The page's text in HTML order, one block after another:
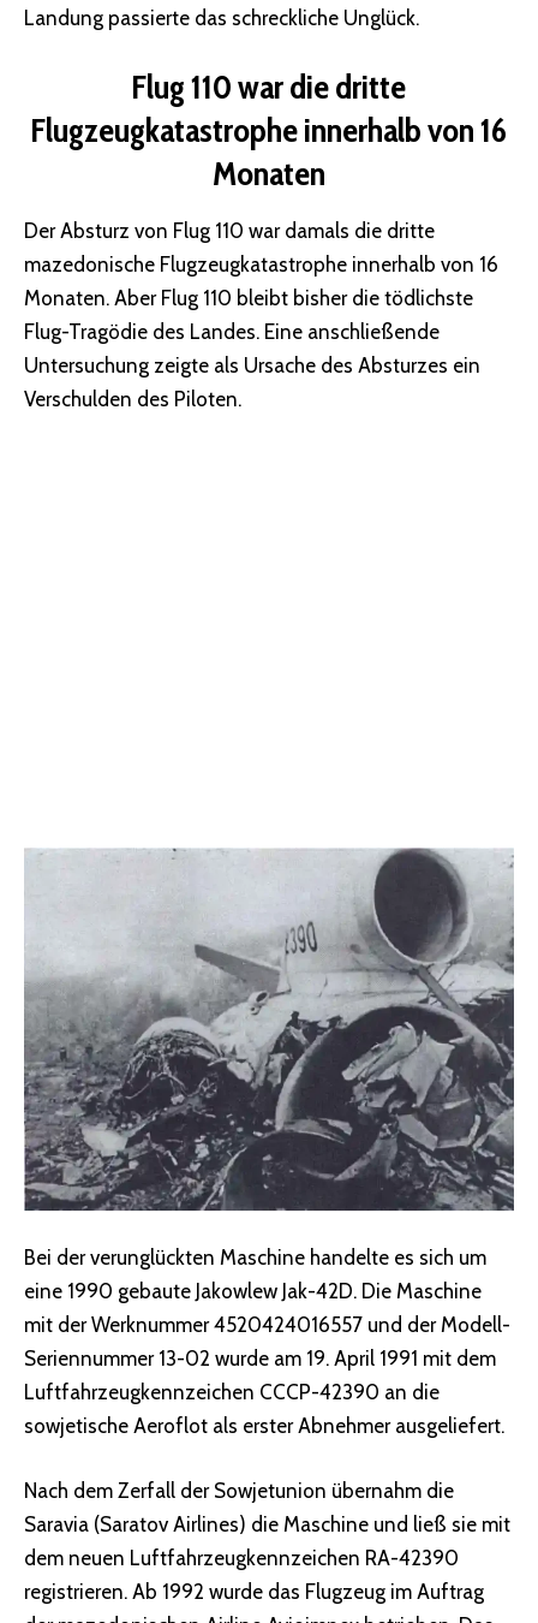
Landung passierte das schreckliche Unglück.
Flug 110 war die dritte
Flugzeugkatastrophe innerhalb von 16
Monaten
Der Absturz von Flug 110 war damals die dritte
mazedonische Flugzeugkatastrophe innerhalb von 16
Monaten. Aber Flug 110 bleibt bisher die tödlichste
Flug-Tragödie des Landes. Eine anschließende
Untersuchung zeigte als Ursache des Absturzes ein
Verschulden des Piloten.
Bei der verunglückten Maschine handelte es sich um
eine 1990 gebaute Jakowlew Jak-42D. Die Maschine
mit der Werknummer 4520424016557 und der Modell-
Seriennummer 13-02 wurde am 19. April 1991 mit dem
Luftfahrzeugkennzeichen CCCP-42390 an die
sowjetische Aeroflot als erster Abnehmer ausgeliefert.
Nach dem Zerfall der Sowjetunion übernahm die
Saravia (Saratov Airlines) die Maschine und ließ sie mit
dem neuen Luftfahrzeugkennzeichen RA-42390
registrieren. Ab 1992 wurde das Flugzeug im Auftrag